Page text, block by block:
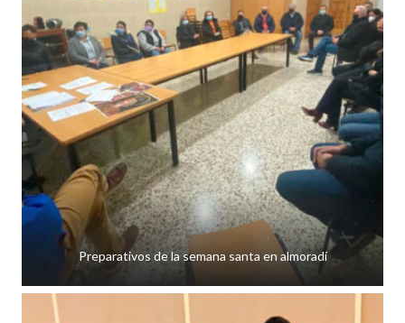
Preparativos de la semana santa en almoradí